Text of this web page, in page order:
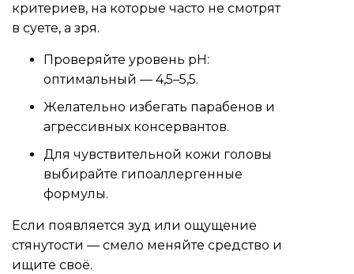
критериев, на которые часто не смотрят
в суете, а зря.
Проверяйте уровень pH:
оптимальный — 4,5–5,5.
Желательно избегать парабенов и
агрессивных консервантов.
Для чувствительной кожи головы
выбирайте гипоаллергенные
формулы.
Если появляется зуд или ощущение
стянутости — смело меняйте средство и
ищите своё.